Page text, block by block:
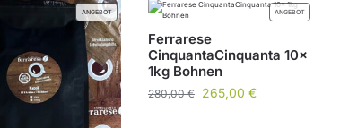
ANGEBOT ANGEBOT
Ferrarese
CinquantaCinquanta 10x
1kg Bohnen
280,00€ 265,00 €